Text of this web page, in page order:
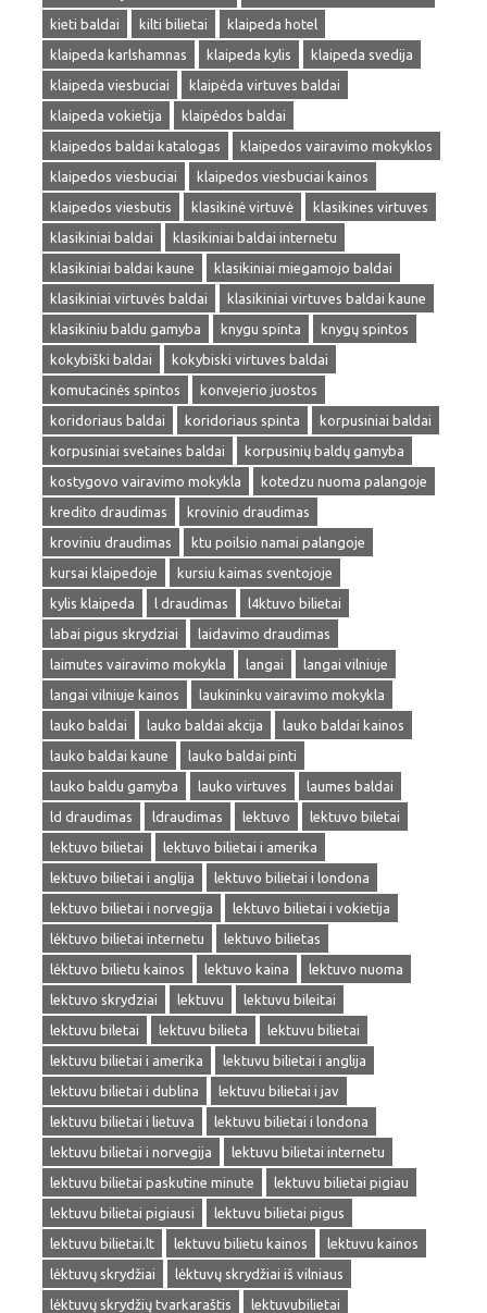
kieti baldai
kilti bilietai
klaipeda hotel
klaipeda karlshamnas
klaipeda kylis
klaipeda svedija
klaipeda viesbuciai
klaipėda virtuves baldai
klaipeda vokietija
klaipėdos baldai
klaipedos baldai katalogas
klaipedos vairavimo mokyklos
klaipedos viesbuciai
klaipedos viesbuciai kainos
klaipedos viesbutis
klasikinė virtuvė
klasikines virtuves
klasikiniai baldai
klasikiniai baldai internetu
klasikiniai baldai kaune
klasikiniai miegamojo baldai
klasikiniai virtuvės baldai
klasikiniai virtuves baldai kaune
klasikiniu baldu gamyba
knygu spinta
knygų spintos
kokybiški baldai
kokybiski virtuves baldai
komutacinės spintos
konvejerio juostos
koridoriaus baldai
koridoriaus spinta
korpusiniai baldai
korpusiniai svetaines baldai
korpusinių baldų gamyba
kostygovo vairavimo mokykla
kotedzu nuoma palangoje
kredito draudimas
krovinio draudimas
kroviniu draudimas
ktu poilsio namai palangoje
kursai klaipedoje
kursiu kaimas sventojoje
kylis klaipeda
l draudimas
l4ktuvo bilietai
labai pigus skrydziai
laidavimo draudimas
laimutes vairavimo mokykla
langai
langai vilniuje
langai vilniuje kainos
laukininku vairavimo mokykla
lauko baldai
lauko baldai akcija
lauko baldai kainos
lauko baldai kaune
lauko baldai pinti
lauko baldu gamyba
lauko virtuves
laumes baldai
ld draudimas
ldraudimas lektuvo
lektuvo biletai
lektuvo bilietai
lektuvo bilietai i amerika
lektuvo bilietai i anglija
lektuvo bilietai i londona
lektuvo bilietai i norvegija
lektuvo bilietai i vokietija
lėktuvo bilietai internetu
lektuvo bilietas
lėktuvo bilietu kainos
lektuvo kaina
lektuvo nuoma
lektuvo skrydziai
lektuvu
lektuvu bileitai
lektuvu biletai
lektuvu bilieta
lektuvu bilietai
lektuvu bilietai i amerika
lektuvu bilietai i anglija
lektuvu bilietai i dublina
lektuvu bilietai i jav
lektuvu bilietai i lietuva
lektuvu bilietai i londona
lektuvu bilietai i norvegija
lektuvu bilietai internetu
lektuvu bilietai paskutine minute
lektuvu bilietai pigiau
lektuvu bilietai pigiausi
lektuvu bilietai pigus
lektuvu bilietai.lt
lektuvu bilietu kainos
lektuvu kainos
lėktuvų skrydžiai
lėktuvų skrydžiai iš vilniaus
lėktuvų skrydžių tvarkaraštis
lektuvubilietai